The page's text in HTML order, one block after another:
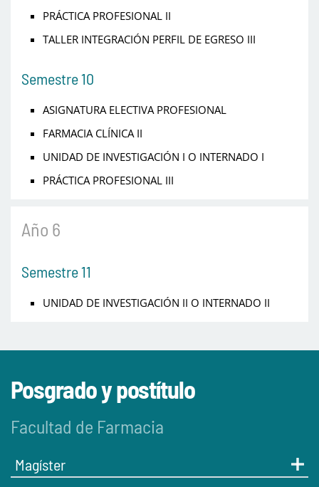
PRÁCTICA PROFESIONAL II
TALLER INTEGRACIÓN PERFIL DE EGRESO III
Semestre 10
ASIGNATURA ELECTIVA PROFESIONAL
FARMACIA CLÍNICA II
UNIDAD DE INVESTIGACIÓN I O INTERNADO I
PRÁCTICA PROFESIONAL III
Año 6
Semestre 11
UNIDAD DE INVESTIGACIÓN II O INTERNADO II
Posgrado y postítulo
Facultad de Farmacia
Magíster